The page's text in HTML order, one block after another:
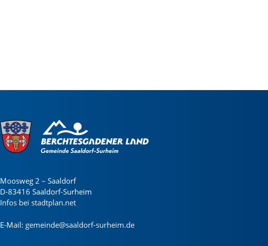
Moosweg 2 – Saaldorf
D-83416 Saaldorf-Surheim
Infos bei stadtplan.net
E-Mail: gemeinde@saaldorf-surheim.de